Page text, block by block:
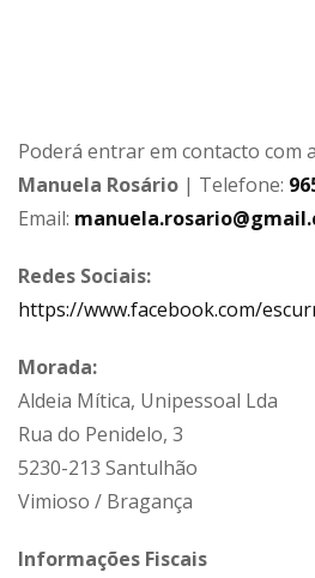
Poderá entrar em contacto com
Manuela Rosário | Telefone:
Email:
Redes Sociais:
https://www.facebook.com/
Morada:
Aldeia Mítica, Unipessoal Lda
Rua do Penidelo, 3
5230-213 Santulhão
Vimioso / Bragança
Informações Fiscais